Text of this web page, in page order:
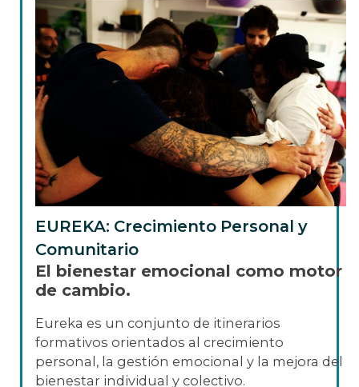
EUREKA: Crecimiento Personal y
Comunitario
El bienestar emocional como motor
de cambio.
Eureka es un conjunto de itinerarios
formativos orientados al crecimiento
personal, la gestión emocional y la mejora del
bienestar individual y colectivo.